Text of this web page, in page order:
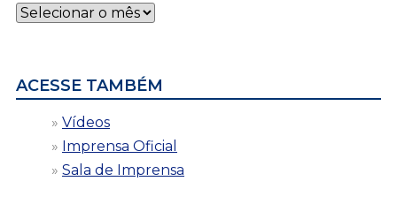
Notícias
por
ACESSE TAMBÉM
Vídeos
Imprensa Oficial
Sala de Imprensa